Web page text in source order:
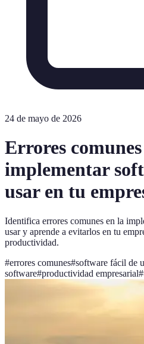
24 de mayo de 2026
Errores
implementar
usar en tu
Identifica errores comunes en la
usar y aprende a evitarlos en tu
productividad.
#errores comunes#software fácil de
software#productividad empresarial#